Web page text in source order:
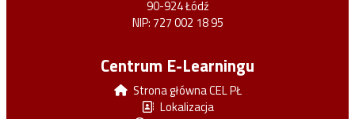
90-924 Łódź
NIP: 727 002 18 95
Centrum E-Learningu
Strona główna CEL PŁ
Lokalizacja